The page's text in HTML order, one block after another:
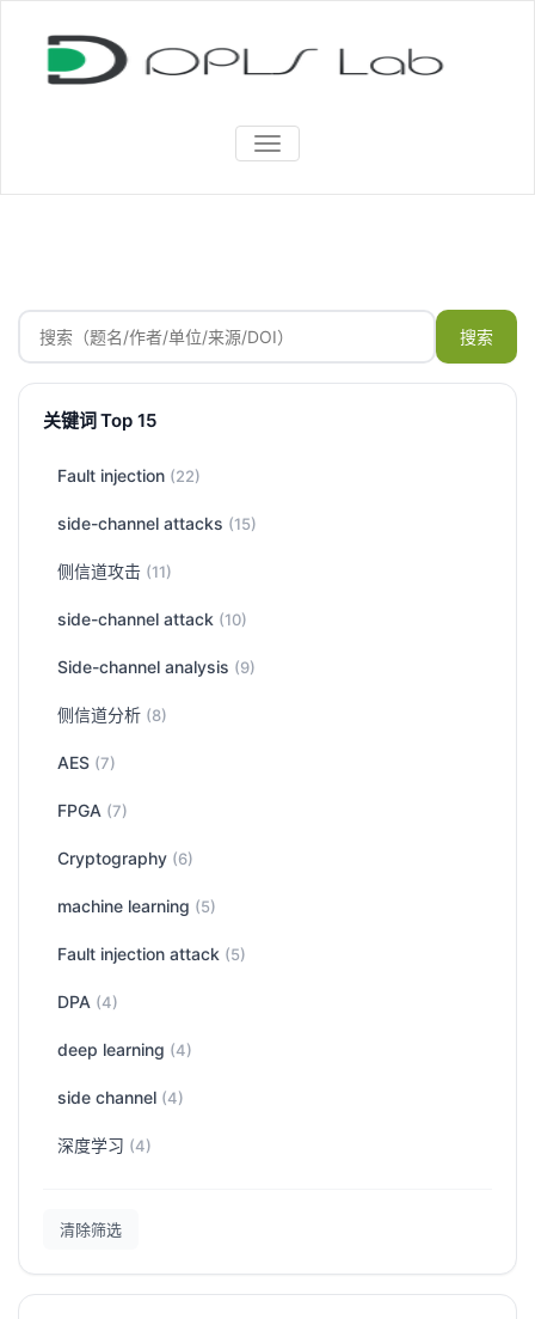
TOGGLE
NAVIGATION
搜索
关键词 Top 15
Fault injection (22)
side-channel attacks (15)
侧信道攻击 (11)
side-channel attack (10)
Side-channel analysis (9)
侧信道分析 (8)
AES (7)
FPGA (7)
Cryptography (6)
machine learning (5)
Fault injection attack (5)
DPA (4)
deep learning (4)
side channel (4)
深度学习 (4)
清除筛选